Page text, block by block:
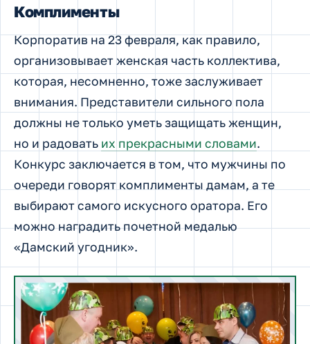
Комплименты
Корпоратив на 23 февраля, как правило,
организовывает женская часть коллектива,
которая, несомненно, тоже заслуживает
внимания. Представители сильного пола
должны не только уметь защищать женщин,
но и радовать их прекрасными словами.
Конкурс заключается в том, что мужчины по
очереди говорят комплименты дамам, а те
выбирают самого искусного оратора. Его
можно наградить почетной медалью
«Дамский угодник».